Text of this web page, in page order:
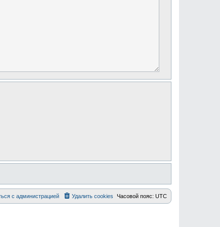
Часовой пояс: UTC
Удалить cookies
с администрацией